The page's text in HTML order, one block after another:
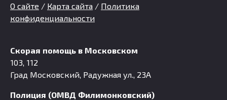
О сайте / Карта сайта / Политика
конфиденциальности
Скорая помощь в Московском
103, 112
Град Московский, Радужная ул., 23А
Полиция (ОМВД Филимонковский)